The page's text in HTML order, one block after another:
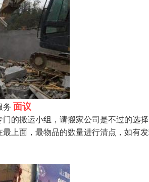
务 面议
的搬运小组，请搬家公司是不过的选
上面，最物品的数量进行清点，如有